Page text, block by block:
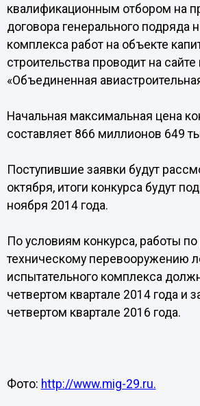
квалификационным отбором на
договора генерального подряда
комплекса работ на объекте
строительства проводит на
«Объединенная
Начальная максимальная цена
составляет 866 миллионов 649
Поступившие заявки будут
октября, итоги конкурса будут
ноября 2014 года.
По условиям конкурса, работы
техническому перевооружению
испытательного комплекса
четвертом квартале 2014 года и
четвертом квартале 2016 года.
Фото: http://www.mig-29.ru.